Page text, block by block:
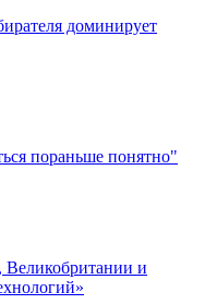
доминирует
пораньше понятно"
и